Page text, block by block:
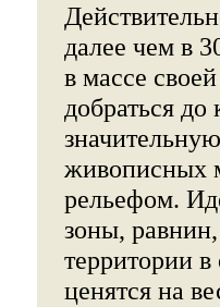
далее чем в
в массе
добраться
живописных
рельефом.
зоны,
территории в
ценятся на